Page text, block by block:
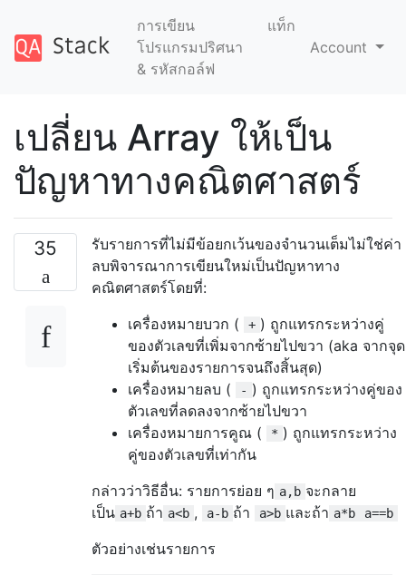
การเขียน
โปรแกรมปริศนา
& รหัสกอล์ฟ
แท็ก
Account
เปลี่ยน Array ให้เป็น
ปัญหาทางคณิตศาสตร์
35
รับรายการที่ไม่มีข้อยกเว้นของจำนวนเต็มไม่ใช่ค่า
ลบพิจารณาการเขียนใหม่เป็นปัญหาทาง
คณิตศาสตร์โดยที่:
เครื่องหมายบวก (
+ ) ถูกแทรกระหว่างคู่
ของตัวเลขที่เพิ่มจากซ้ายไปขวา (aka จากจุด
เริ่มต้นของรายการจนถึงสิ้นสุด)
เครื่องหมายลบ (
- ) ถูกแทรกระหว่างคู่ของ
ตัวเลขที่ลดลงจากซ้ายไปขวา
เครื่องหมายการคูณ (
* ) ถูกแทรกระหว่าง
คู่ของตัวเลขที่เท่ากัน
กล่าวว่าวิธีอื่น: รายการย่อย ๆ a,b จะกลาย
เป็น a+b ถ้า a<b , a-b ถ้า a>b และถ้า a*b a==b
ตัวอย่างเช่นรายการ